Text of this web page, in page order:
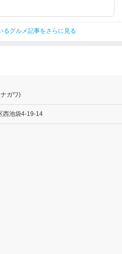
るグルメ記事をさらに見る
ガワ)
西池袋4-19-14